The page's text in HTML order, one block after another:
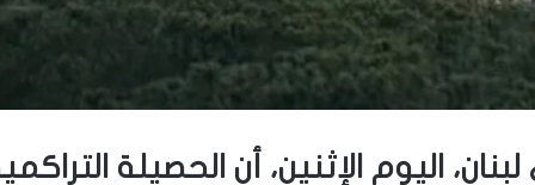
اليوم الإثنين، أن الحصيلة